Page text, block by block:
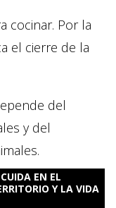
cocinar. Por la
el cierre de la
del
y del
EN EL
Y LA VIDA